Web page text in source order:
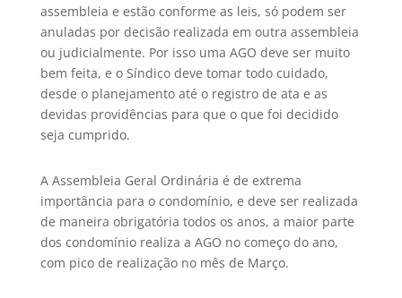
assembleia e estão conforme as leis, só podem ser
anuladas por decisão realizada em outra assembleia
ou judicialmente. Por isso uma AGO deve ser muito
bem feita, e o Síndico deve tomar todo cuidado,
desde o planejamento até o registro de ata e as
devidas providências para que o que foi decidido
seja cumprido.
A Assembleia Geral Ordinária é de extrema
importância para o condomínio, e deve ser realizada
de maneira obrigatória todos os anos, a maior parte
dos condomínio realiza a AGO no começo do ano,
com pico de realização no mês de Março.